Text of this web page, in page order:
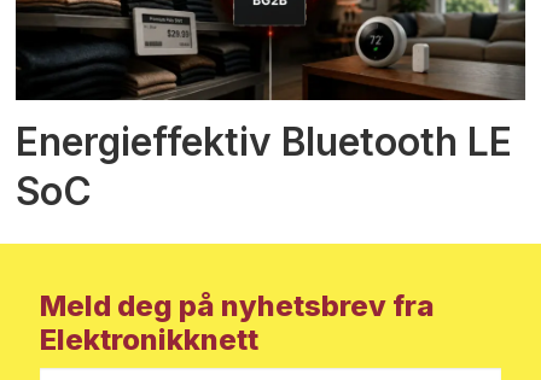
Energieffektiv Bluetooth LE
SoC
Meld deg på nyhetsbrev fra
Elektronikknett